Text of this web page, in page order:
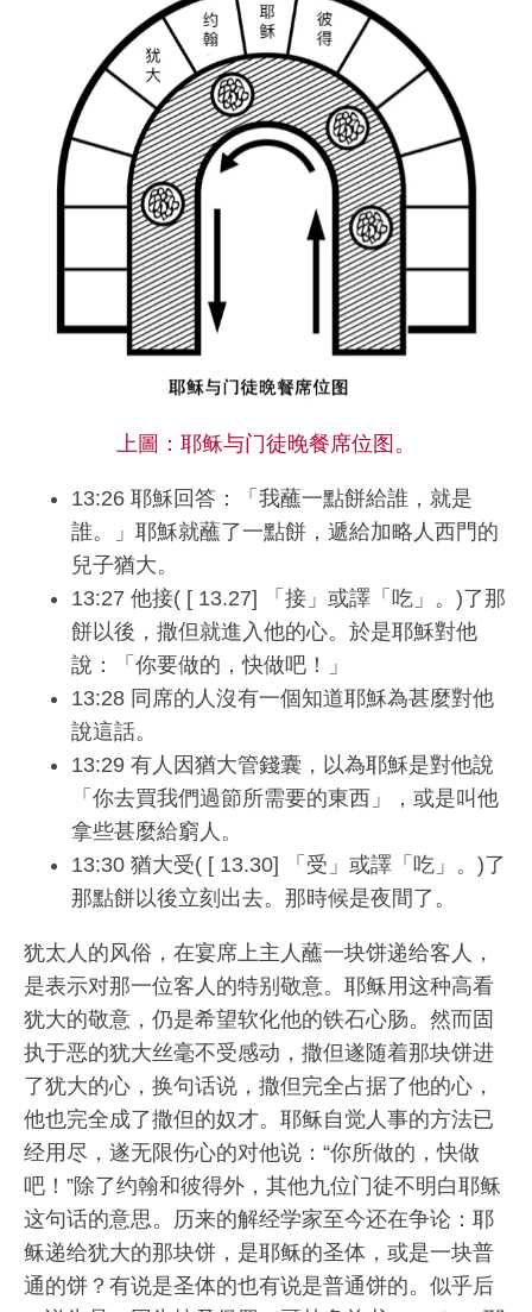
上圖：耶稣与门徒晚餐席位图。
13:26 耶穌回答：「我蘸一點餅給誰，就是
誰。」耶穌就蘸了一點餅，遞給加略人西門的
兒子猶大。
13:27 他接( [ 13.27] 「接」或譯「吃」。)了那
餅以後，撒但就進入他的心。於是耶穌對他
說：「你要做的，快做吧！」
13:28 同席的人沒有一個知道耶穌為甚麼對他
說這話。
13:29 有人因猶大管錢囊，以為耶穌是對他說
「你去買我們過節所需要的東西」，或是叫他
拿些甚麼給窮人。
13:30 猶大受( [ 13.30] 「受」或譯「吃」。)了
那點餅以後立刻出去。那時候是夜間了。
犹太人的风俗，在宴席上主人蘸一块饼递给客人，
是表示对那一位客人的特别敬意。耶稣用这种高看
犹大的敬意，仍是希望软化他的铁石心肠。然而固
执于恶的犹大丝毫不受感动，撒但遂随着那块饼进
了犹大的心，换句话说，撒但完全占据了他的心，
他也完全成了撒但的奴才。耶稣自觉人事的方法已
经用尽，遂无限伤心的对他说：“你所做的，快做
吧！”除了约翰和彼得外，其他九位门徒不明白耶稣
这句话的意思。历来的解经学家至今还在争论：耶
稣递给犹大的那块饼，是耶稣的圣体，或是一块普
通的饼？有说是圣体的也有说是普通饼的。似乎后